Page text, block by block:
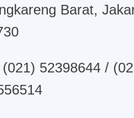
Barat,
52398644 /